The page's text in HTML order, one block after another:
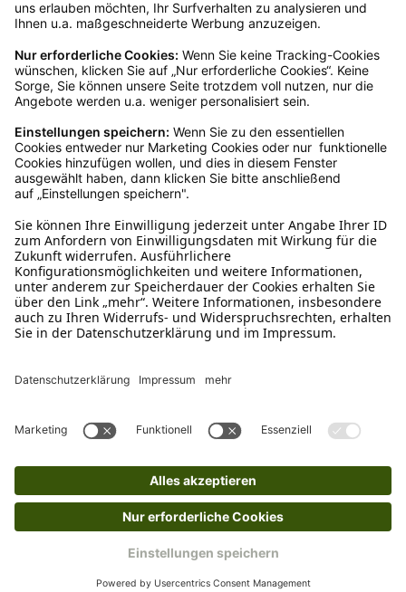
Kundenservice
Mo – Fr 9 – 17 Uhr, Sa 9 – 13 Uhr
Ruf uns an
0800-28 18 78
Schreibe uns
verkauf@schecker.de
WhatsApp Support
Mehr von uns
Barrierefreiheitserklärung Impressum AGB Datenschutz